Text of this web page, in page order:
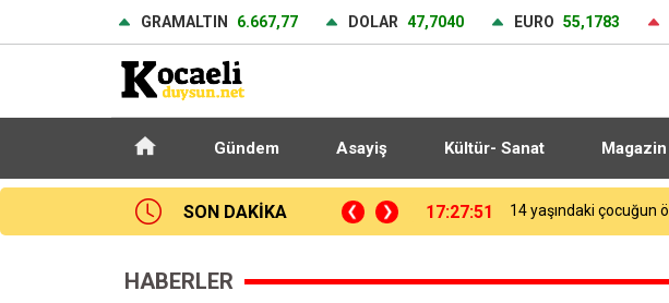
GRAMALTIN 6.667,77 DOLAR 47,7040 EURO 55,1783
Gündem Asayiş Kültür- Sanat Magazin
SON DAKİKA
ölümünde tutuklanan şüphelinin babası ilk kez konuştu 17:15:10
HABERLER